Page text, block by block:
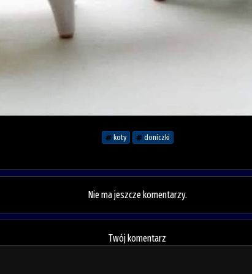
koty doniczki
Nie ma jeszcze komentarzy.
Twój komentarz